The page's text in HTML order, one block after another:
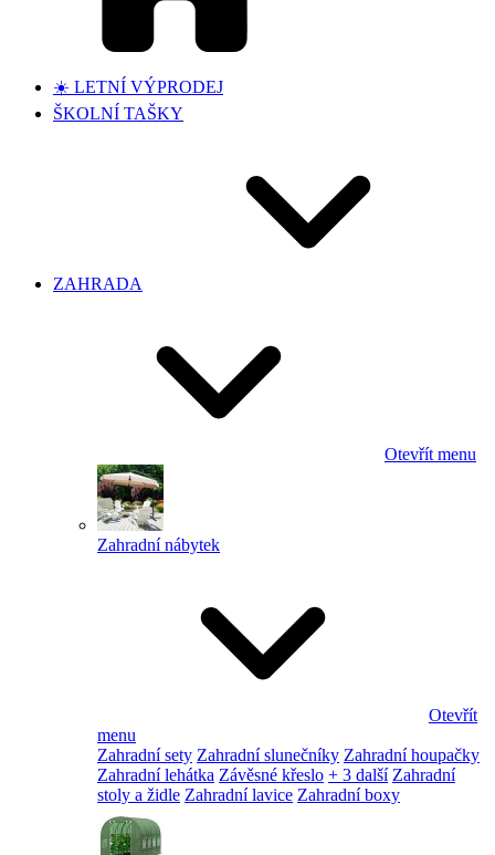
☀️ LETNÍ VÝPRODEJ
ŠKOLNÍ TAŠKY
ZAHRADA
Otevřít menu
Zahradní nábytek
Otevřít
menu
Zahradní sety Zahradní slunečníky Zahradní houpačky
Zahradní lehátka Závěsné křeslo + 3 další Zahradní
stoly a židle Zahradní lavice Zahradní boxy